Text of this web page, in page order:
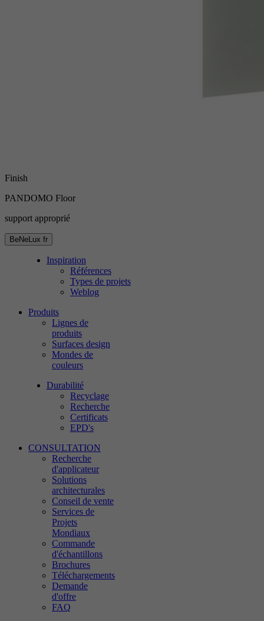
Finish
PANDOMO Floor
support approprié
BeNeLux fr
Inspiration
Références
Types de projets
Weblog
Produits
Lignes de
produits
Surfaces design
Mondes de
couleurs
Durabilité
Recyclage
Recherche
Certificats
EPD's
CONSULTATION
Recherche
d'applicateur
Solutions
architecturales
Conseil de vente
Services de
Projets
Mondiaux
Commande
d'échantillons
Brochures
Téléchargements
Demande
d'offre
FAQ